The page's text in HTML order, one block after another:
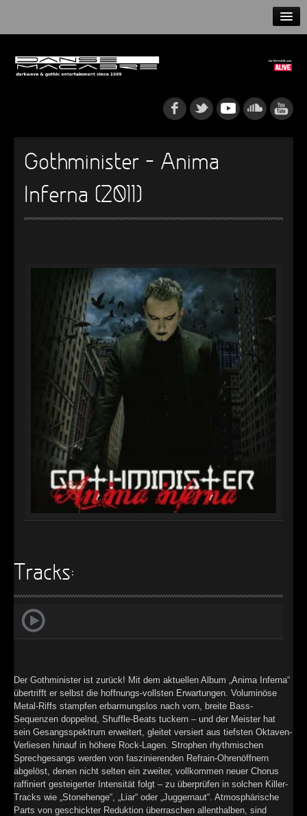
NEWS
► Rattenfänger
Oberer Totpunkt
► Dia De Los Muertos
Oberer Totpunkt
► Alltag macht tot
Oberer Totpunkt
► Die Krieger
Oberer Totpunkt
► Imperator
Oberer Totpunkt
► Maschinenherz
Oberer Totpunkt
Der Siebte Tag
Oberer Totpunkt
► Langfristig gesehen (sind wir alle tot)
Oberer Totpunkt
► Blutmond
Oberer Totpunkt
► Totentanz
Oberer Totpunkt
► Gevatter Tod
►
►
►
►
►
Gothminister – Anima
Inferna (2011)
Tracks:
Der Gothminister ist zurück! Mit dem aktuellen Album „Anima Inferna“
übertrifft er selbst die hoffnungs-vollsten Erwartungen. Voluminöse
Metal-Riffs stampfen erbarmungslos nach vorn, breite Bass-
Sequenzen doppelnd, Shuffle-Beats tuckern – und der Meister hat
sein Gesangsspektrum erweitert, gleitet versiert aus tiefsten Oktaven-
Verliesen hinauf in höhere Rock-Lagen. Strophen rhythmischen
Sprechgesangs werden von faszinierenden Refrain-Ohrenöffnern
abgelöst, denen nicht selten ein zweiter, vollkommen neuer Chorus
raffiniert gesteigerter Intensität folgt – zu überprüfen in solchen Killer-
Tracks wie „Stonehenge“, „Liar“ oder „Juggernaut“. Atmosphärische
Parts von geschickter Reduktion überraschen allenthalben, sind